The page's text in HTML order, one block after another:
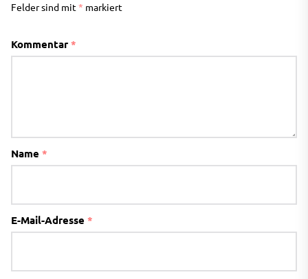
Felder sind mit* markiert
Kommentar *
Name *
E-Mail-Adresse *